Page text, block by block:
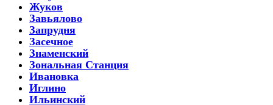
Жуков
Завьялово
Запрудня
Засечное
Знаменский
Зональная Станция
Ивановка
Иглино
Ильинский